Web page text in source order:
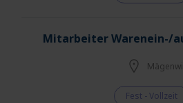
Mitarbeiter Warenein-/
Fest - Vollzeit